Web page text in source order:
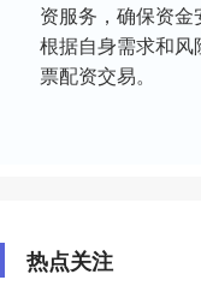
资服务，确保资
根据自身需求和
票配资交易。
热点关注